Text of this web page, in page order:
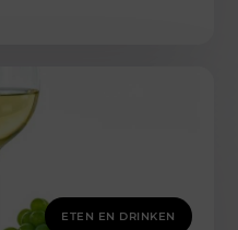
ETEN EN DRINKEN